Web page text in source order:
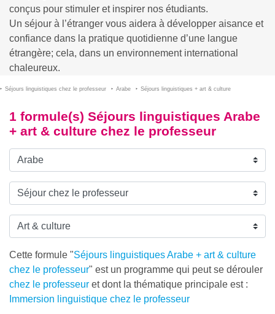
conçus pour stimuler et inspirer nos étudiants.
Un séjour à l’étranger vous aidera à développer aisance et
confiance dans la pratique quotidienne d’une langue
étrangère; cela, dans un environnement international
chaleureux.
Séjours linguistiques chez le professeur Arabe Séjours linguistiques + art & culture
1 formule(s) Séjours linguistiques Arabe
+ art & culture chez le professeur
Cette formule "Séjours linguistiques Arabe + art & culture
chez le professeur" est un programme qui peut se dérouler
chez le professeur et dont la thématique principale est :
Immersion linguistique chez le professeur